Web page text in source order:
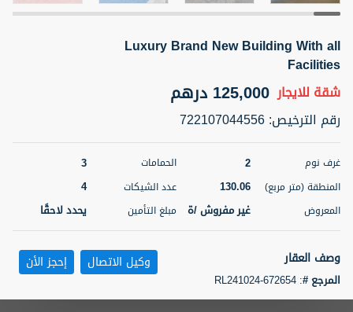
ELBRUS TOWER UNIT 2701 ON RENT
شقةللإيجار
سرير
1
71.39
مفروش/ ة 2
اسم الوسيط
ABDEMANAF EQBALBHAI KHANBHAI
KHANBHAI EQBALBHAI SIRAJUDDIN
أتصل
الأن
5 أشهر +
Luxury Brand New Building With all
Facilities
شقة للايجار 125,000 درهم
رقم الترخيص:
722107044556
غرف نوم 2 الحمامات 3
المنطقة (متر مربع) 130.06 عدد الشيكات 4
المعروض غير مفروش /ة مبلغ التأمين يحدد لاحقًا
وصف العقار
المرجع #:
RL241024-672654
وكيل الاتصال إحجز الأن تصفية المفضلة خريطة